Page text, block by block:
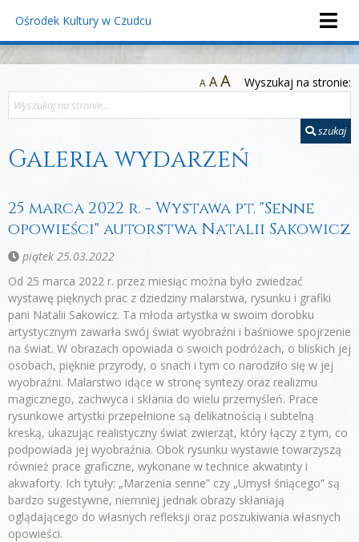
Ośrodek Kultury w Czudcu
A AA Wyszukaj na stronie:
szukaj
Galeria wydarzeń
25 marca 2022 r. - Wystawa pt. "Senne
opowieści" autorstwa Natalii Sakowicz
piątek 25.03.2022
Od 25 marca 2022 r. przez miesiąc można było zwiedzać
wystawę pięknych prac z dziedziny malarstwa, rysunku i grafiki
pani Natalii Sakowicz. Ta młoda artystka w swoim dorobku
artystycznym zawarła swój świat wyobraźni i baśniowe spojrzenie
na świat. W obrazach opowiada o swoich podróżach, o bliskich jej
osobach, pięknie przyrody, o snach i tym co narodziło się w jej
wyobraźni. Malarstwo idące w stronę syntezy oraz realizmu
magicznego, zachwyca i skłania do wielu przemyśleń. Prace
rysunkowe artystki przepełnione są delikatnością i subtelną
kreską, ukazując realistyczny świat zwierząt, który łączy z tym, co
podpowiada jej wyobraźnia. Obok rysunku wystawie towarzyszą
również prace graficzne, wykonane w technice akwatinty i
akwaforty. Ich tytuły: „Marzenia senne” czy „Umysł śniącego” są
bardzo sugestywne, niemniej jednak obrazy skłaniają
oglądającego do własnych refleksji oraz poszukiwania własnych
opowieści.